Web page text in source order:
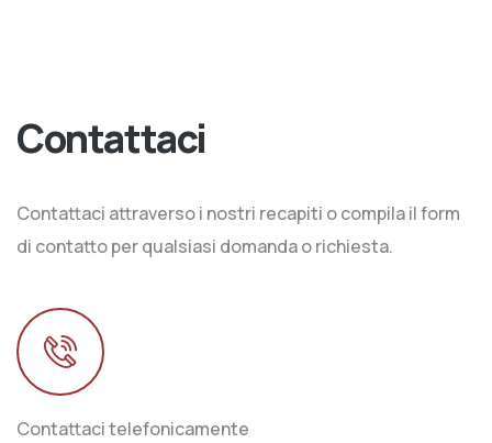
Contattaci
Contattaci attraverso i nostri recapiti o compila il form
di contatto per qualsiasi domanda o richiesta.
Contattaci telefonicamente